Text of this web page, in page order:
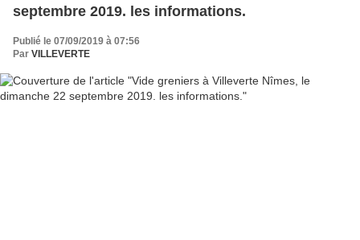
septembre 2019. les informations.
Publié le 07/09/2019 à 07:56
Par VILLEVERTE